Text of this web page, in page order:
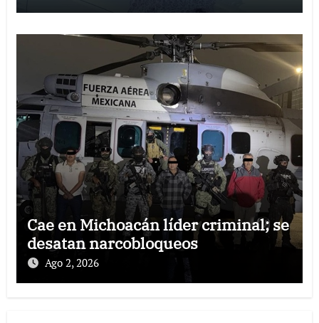
Cae en Michoacán líder criminal; se
desatan narcobloqueos
Ago 2, 2026